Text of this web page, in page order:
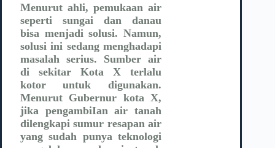
Menurut ahli, pemukaan air
seperti sungai dan danau
bisa menjadi solusi. Namun,
solusi ini sedang menghadapi
masalah serius. Sumber air
di sekitar Kota X terlalu
kotor untuk digunakan.
Menurut Gubernur kota X,
jika pengambiIan air tanah
dilengkapi sumur resapan air
yang sudah punya teknologi